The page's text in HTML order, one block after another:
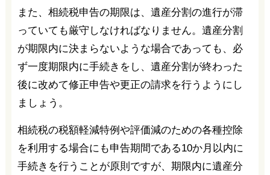
また、相続税申告の期限は、遺産分割の進行が滞
っていても厳守しなければなりません。遺産分割
が期限内に決まらないような場合であっても、必
ず一度期限内に手続きをし、遺産分割が終わった
後に改めて修正申告や更正の請求を行うようにし
ましょう。
相続税の税額軽減特例や評価減のための各種控除
を利用する場合にも申告期間である10か月以内に
手続きを行うことが原則ですが、期限内に遺産分